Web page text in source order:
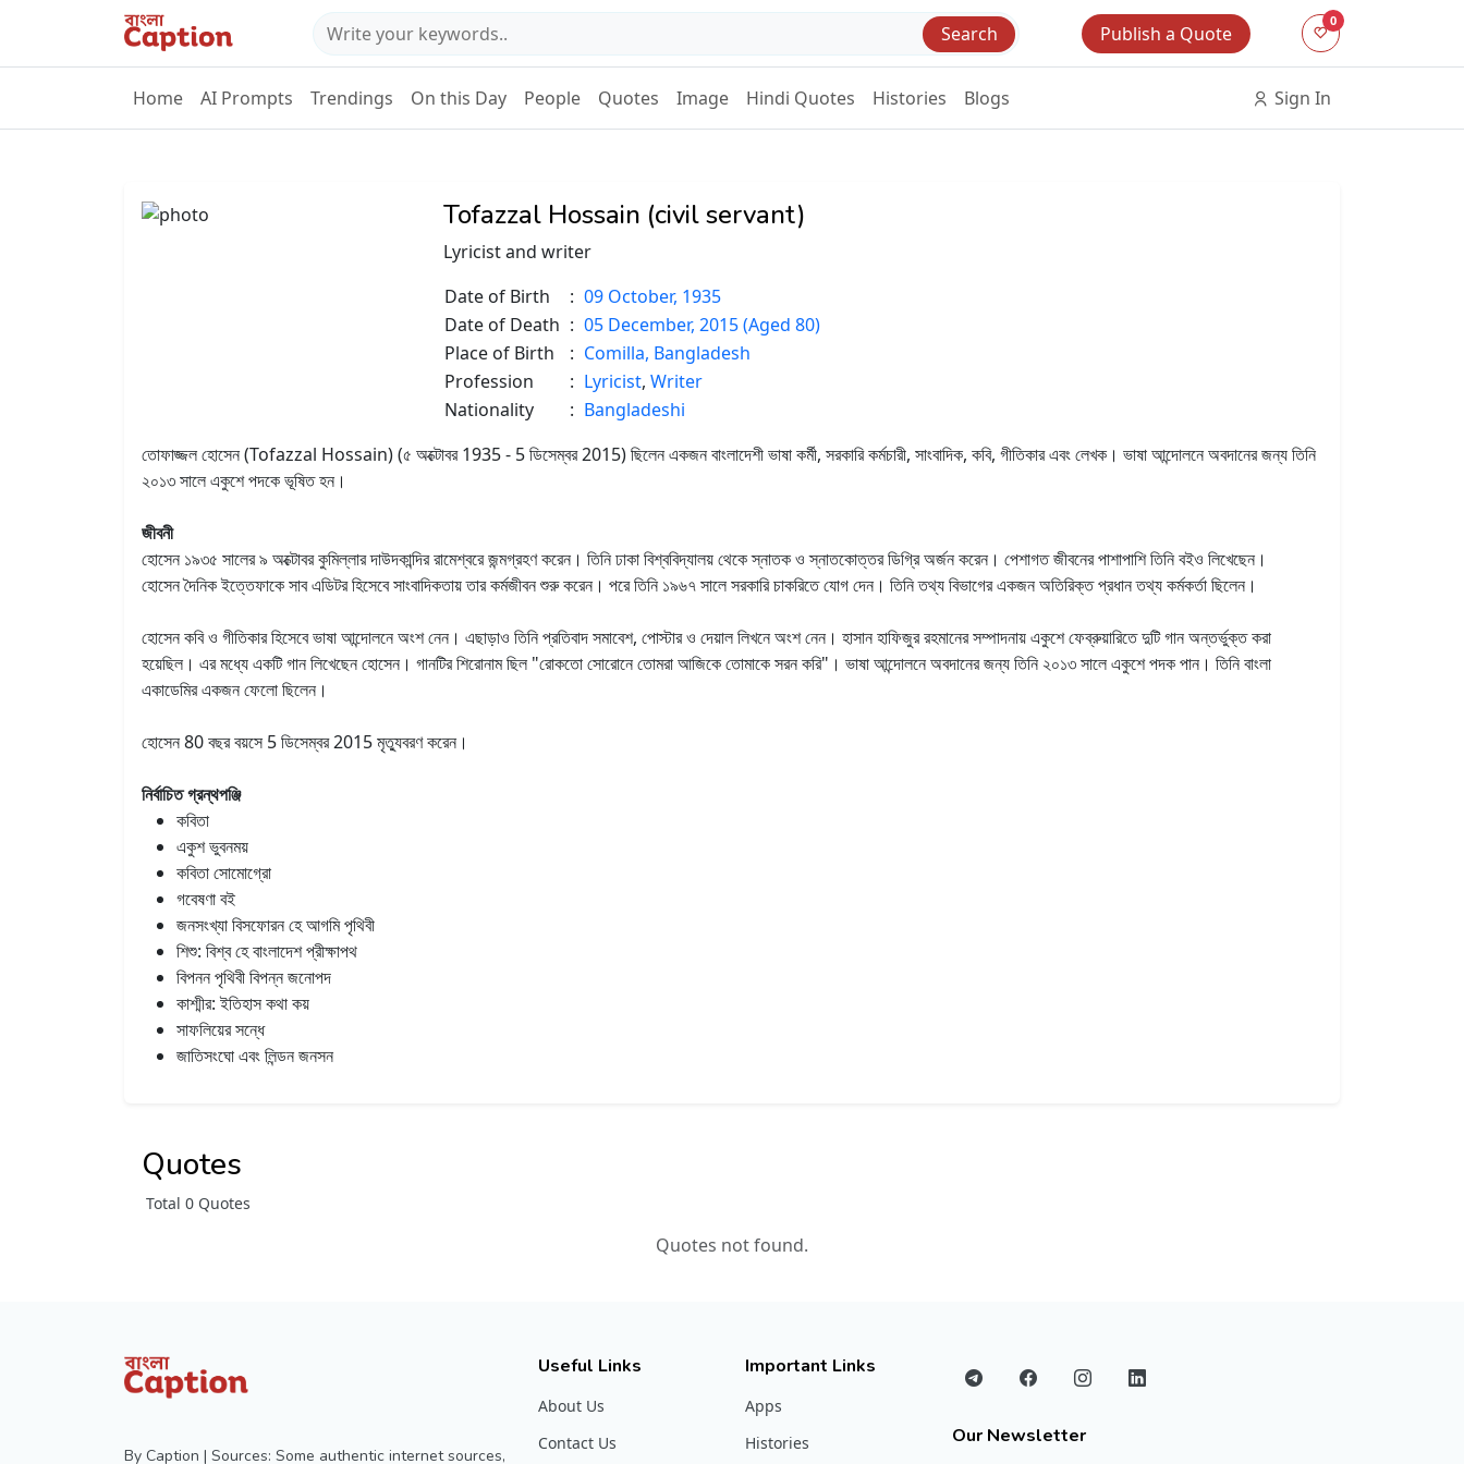
Search Publish a Quote
0
Home AI Prompts Trendings On this Day People Quotes Image Hindi Quotes Histories Blogs Sign In
Tofazzal Hossain (civil servant)
Lyricist and writer
Date of Birth
: 09 October, 1935
Date of Death : 05 December, 2015 (Aged 80)
Place of Birth
: Comilla, Bangladesh
Profession
: Lyricist, Writer
Nationality
: Bangladeshi
তোফাজ্জল হোসেন (Tofazzal Hossain) (৫ অক্টোবর 1935 - 5 ডিসেম্বর 2015) ছিলেন একজন বাংলাদেশী ভাষা কর্মী, সরকারি কর্মচারী, সাংবাদিক, কবি, গীতিকার এবং লেখক। ভাষা আন্দোলনে অবদানের জন্য তিনি
২০১৩ সালে একুশে পদকে ভূষিত হন।
জীবনী
হোসেন ১৯৩৫ সালের ৯ অক্টোবর কুমিল্লার দাউদকান্দির রামেশ্বরে জন্মগ্রহণ করেন। তিনি ঢাকা বিশ্ববিদ্যালয় থেকে স্নাতক ও স্নাতকোত্তর ডিগ্রি অর্জন করেন। পেশাগত জীবনের পাশাপাশি তিনি বইও লিখেছেন।
হোসেন দৈনিক ইত্তেফাকে সাব এডিটর হিসেবে সাংবাদিকতায় তার কর্মজীবন শুরু করেন। পরে তিনি ১৯৬৭ সালে সরকারি চাকরিতে যোগ দেন। তিনি তথ্য বিভাগের একজন অতিরিক্ত প্রধান তথ্য কর্মকর্তা ছিলেন।
হোসেন কবি ও গীতিকার হিসেবে ভাষা আন্দোলনে অংশ নেন। এছাড়াও তিনি প্রতিবাদ সমাবেশ, পোস্টার ও দেয়াল লিখনে অংশ নেন। হাসান হাফিজুর রহমানের সম্পাদনায় একুশে ফেব্রুয়ারিতে দুটি গান অন্তর্ভুক্ত করা
হয়েছিল। এর মধ্যে একটি গান লিখেছেন হোসেন। গানটির শিরোনাম ছিল "রোকতো সোরোনে তোমরা আজিকে তোমাকে সরন করি"। ভাষা আন্দোলনে অবদানের জন্য তিনি ২০১৩ সালে একুশে পদক পান। তিনি বাংলা
একাডেমির একজন ফেলো ছিলেন।
হোসেন 80 বছর বয়সে 5 ডিসেম্বর 2015 মৃত্যুবরণ করেন।
নির্বাচিত গ্রন্থপঞ্জি
কবিতা
একুশ ভুবনময়
কবিতা সোমোগ্রো
গবেষণা বই
জনসংখ্যা বিসফোরন হে আগমি পৃথিবী
শিশু: বিশ্ব হে বাংলাদেশ প্রীক্ষাপথ
বিপনন পৃথিবী বিপন্ন জনোপদ
কাশ্মীর: ইতিহাস কথা কয়
সাফলিয়ের সন্ধে
জাতিসংঘো এবং লিন্ডন জনসন
Quotes
Total 0 Quotes
Quotes not found.
By Caption | Sources: Some authentic internet sources,
Useful Links
About Us
Contact Us
Important Links
Apps
Histories
Our Newsletter